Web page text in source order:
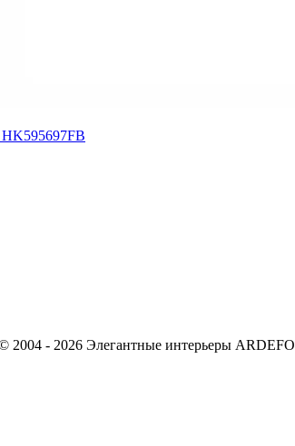
HK595697FB
2004 - 2026 Элегантные интерьеры ARDEFO